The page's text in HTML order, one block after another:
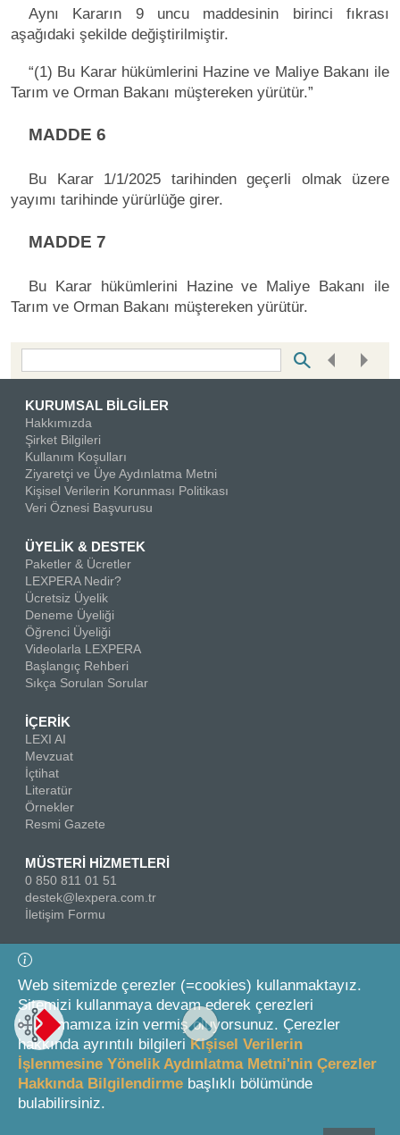
Aynı Kararın 9 uncu maddesinin birinci fıkrası
aşağıdaki şekilde değiştirilmiştir.
“(1) Bu Karar hükümlerini Hazine ve Maliye Bakanı ile
Tarım ve Orman Bakanı müştereken yürütür.”
MADDE 6
Bu Karar 1/1/2025 tarihinden geçerli olmak üzere
yayımı tarihinde yürürlüğe girer.
MADDE 7
Bu Karar hükümlerini Hazine ve Maliye Bakanı ile
Tarım ve Orman Bakanı müştereken yürütür.
KURUMSAL BİLGİLER
Hakkımızda
Şirket Bilgileri
Kullanım Koşulları
Ziyaretçi ve Üye Aydınlatma Metni
Kişisel Verilerin Korunması Politikası
Veri Öznesi Başvurusu
ÜYELİK & DESTEK
Paketler & Ücretler
LEXPERA Nedir?
Ücretsiz Üyelik
Deneme Üyeliği
Öğrenci Üyeliği
Videolarla LEXPERA
Başlangıç Rehberi
Sıkça Sorulan Sorular
İÇERİK
LEXI AI
Mevzuat
İçtihat
Literatür
Örnekler
Resmi Gazete
MÜSTERİ HİZMETLERİ
0 850 811 01 51
destek@lexpera.com.tr
İletişim Formu
Bizi Takip Edin
© 2026 On İki Levha Yayıncılık A.Ş.
Web sitemizde çerezler (=cookies) kullanmaktayız.
Sitemizi kullanmaya devam ederek çerezleri
kullanmamıza izin vermiş oluyorsunuz. Çerezler
hakkında ayrıntılı bilgileriKişisel Verilerin
İşlenmesine Yönelik Aydınlatma Metni'nin Çerezler
Hakkında Bilgilendirme başlıklı bölümünde
bulabilirsiniz.